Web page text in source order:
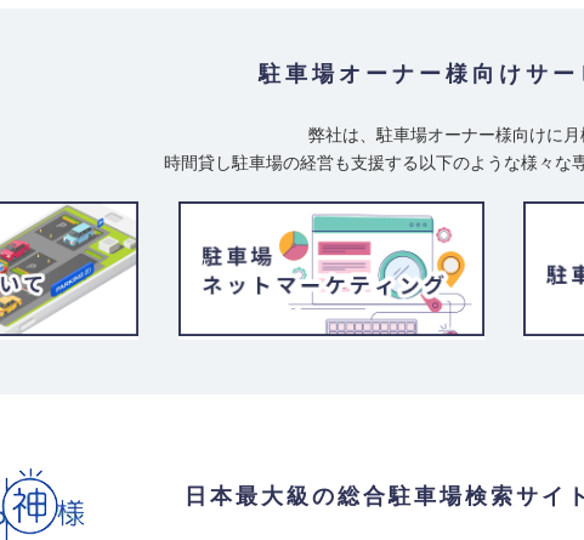
和路線 / 天王寺駅 大阪環状線 / 天王寺駅 阪和線(天王寺〜和
王寺駅 大阪メトロ谷町線 / 天王寺駅 大阪メトロ谷町線 / 阿
野駅 阪堺電軌上町線 / 天王寺駅前駅 阪堺電軌上町線 / 阿倍
駅
ックス阿倍野【物件ID 406809】
あり）
490/ 全幅 185/ 全高 200/ 総重量
駐車場オーナー様向け サー
弊社は、駐車場オーナー様向けに月
時間貸し駐車場の経営も支援する以下のような様々な
日本最大級の総合駐車場検索サイ